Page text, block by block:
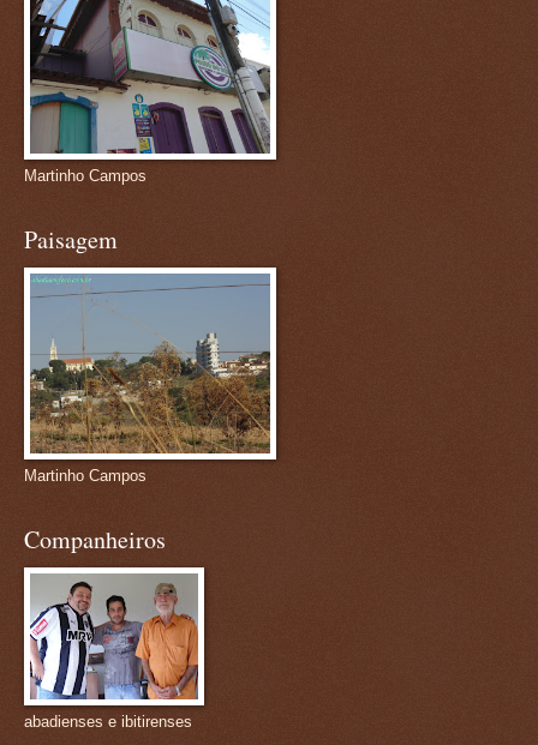
Martinho Campos
Paisagem
Martinho Campos
Companheiros
abadienses e ibitirenses